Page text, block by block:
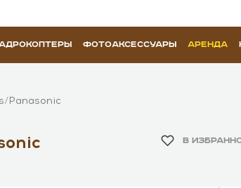
ФОТОАКСЕССУАРЫ АРЕНДА
Panasonic
В